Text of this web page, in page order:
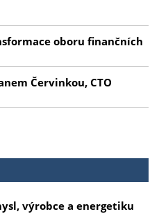
oboru finančních
Červinkou, CTO
výrobce a energetiku